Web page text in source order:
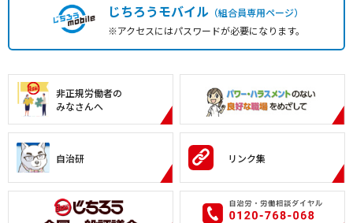
じちろうモバイル（組合員専用ページ）
※アクセスにはパスワードが必要になります。
非正規労働者の
みなさんへ
自治研 リンク集